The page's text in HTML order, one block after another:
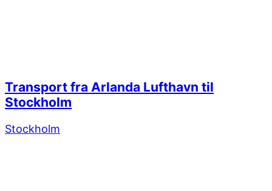
Transport fra Arlanda Lufthavn til
Stockholm
Stockholm